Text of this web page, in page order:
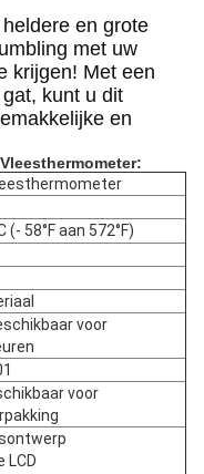
en grote
met uw
krijgen! Met een
kunt u dit
en
(- 58°F aan 572°F)
voor
voor
LCD